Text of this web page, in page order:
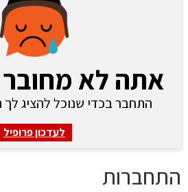
אתה לא
התחבר בכדי שנוכל להציג
לעדכון פרופיל
התחברות